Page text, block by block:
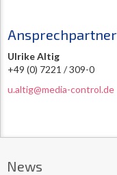
Ansprechpartner
Ulrike Altig
+49 (0) 7221 / 309-0
u.altig@media-control.de
News